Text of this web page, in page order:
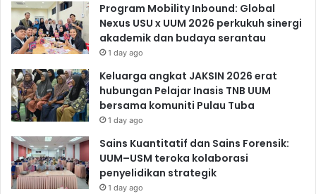
Program Mobility Inbound: Global
Nexus USU x UUM 2026 perkukuh sinergi
akademik dan budaya serantau
1 day ago
Keluarga angkat JAKSIN 2026 erat
hubungan Pelajar Inasis TNB UUM
bersama komuniti Pulau Tuba
1 day ago
Sains Kuantitatif dan Sains Forensik:
UUM–USM teroka kolaborasi
penyelidikan strategik
1 day ago